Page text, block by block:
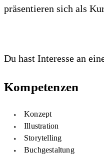
präsentieren sich als
Du hast Interesse an
Kompetenzen
Konzept
Illustration
Storytelling
Buchgestaltung